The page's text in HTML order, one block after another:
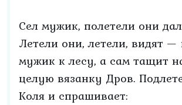
Сел мужик, полетели они
Летели они, летели, видят —
мужик к лесу, а сам тащит
целую вязанку Дров.
Коля и спрашивает: